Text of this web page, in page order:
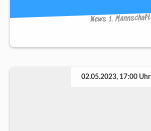
News 1. Mannschaft
02.05.2023, 17:00 Uhr